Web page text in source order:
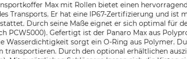
Max mit Rollen bietet einen
Transports. Er hat eine IP67-Zertifizierung und ist
Durch seine Maße eignet er sich optimal für
PCW5000). Gefertigt ist der Panaro Max aus
Wasserdichtigkeit sorgt ein O-Ring aus Polymer.
transportieren. Durch den optional erhältlichen